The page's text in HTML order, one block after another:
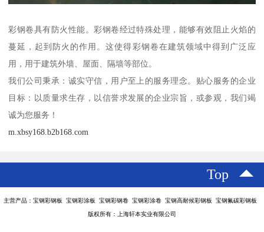
彩钢卷具有防火性能。彩钢卷经过特殊处理，能够有效阻止火焰的
蔓延，起到防火的作用。这使得彩钢卷在建筑领域中得到广泛应
用，用于建筑外墙、屋面、隔墙等部位。
我们公司秉承：诚实守信，用户至上的服务理念。贴心服务的企业
目标：以质量求生存，以信誉求发展的企业宗旨，或参观，我们竭
诚为您服务！
m.xbsy168.b2b168.com
Top
主营产品：宝钢彩钢板 宝钢彩涂板 宝钢彩钢卷 宝钢彩涂卷 宝钢高耐候彩钢板 宝钢氟碳彩钢板
版权所有：上海轩本实业有限公司